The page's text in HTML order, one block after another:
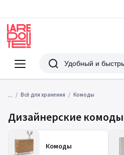
Меню
Redoute
Поиск
... Всё для хранения Комоды
Дизайнерские комоды
Комоды